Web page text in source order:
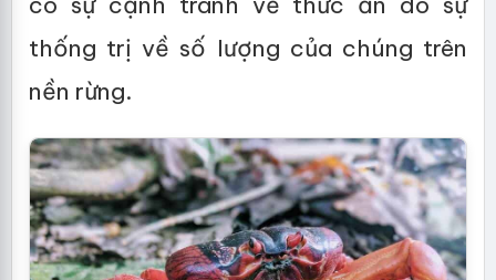
thống trị về số lượng của chúng trên
nền rừng.